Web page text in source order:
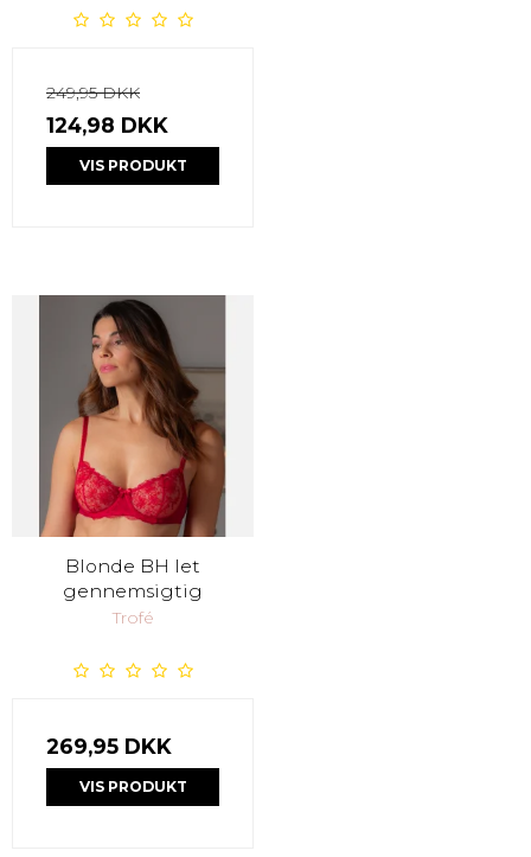
249,95 DKK
124,98 DKK
VIS PRODUKT
Blonde BH let
gennemsigtig
Trofé
269,95 DKK
VIS PRODUKT